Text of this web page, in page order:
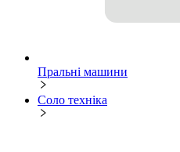
Пральні машини
Соло техніка